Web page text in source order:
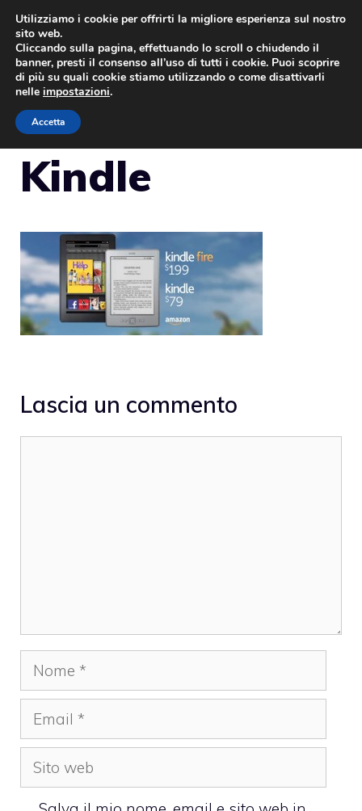
Vai
contenuto
Kindle
Lascia un commento
Nome
Email
Sito
web
Utilizziamo i cookie per offrirti la migliore esperienza sul nostro
sito web.
Cliccando sulla pagina, effettuando lo scroll o chiudendo il
banner, presti il consenso all’uso di tutti i cookie. Puoi scoprire
di più su quali cookie stiamo utilizzando o come disattivarli
nelle impostazioni.
Accetta